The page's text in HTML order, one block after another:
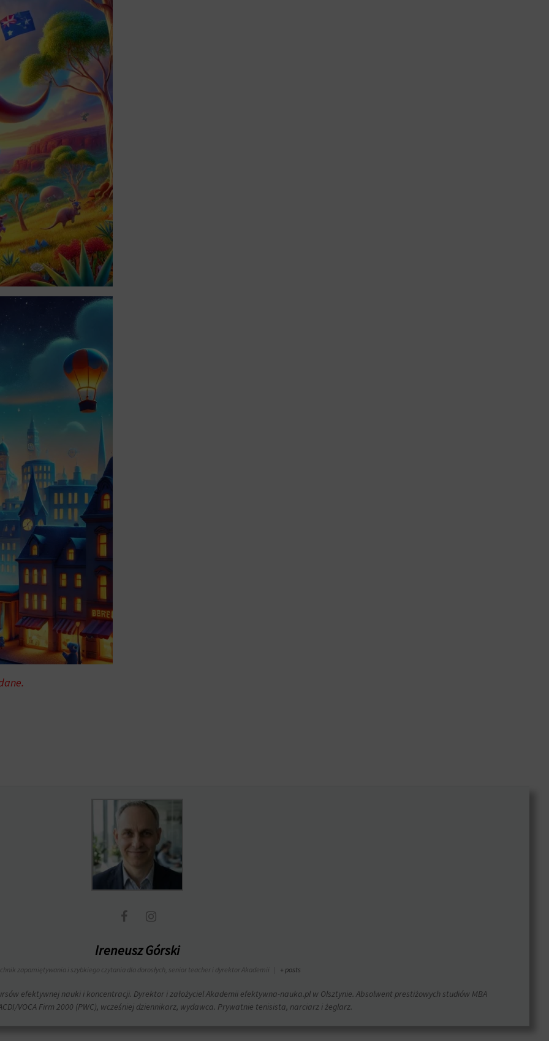
Ireneusz Górski
zapamiętywania i szybkiego czytania dla dorosłych, senior teacher i dyrektor Akademii + posts
efektywnej nauki i koncentracji. Dyrektor i założyciel Akademii efektywna-nauka.pl w Olsztynie. Absolwent prestiżowych studiów MBA
VOCA Firm 2000 (PWC), wcześniej dziennikarz, wydawca. Prywatnie tenisista, narciarz i żeglarz.